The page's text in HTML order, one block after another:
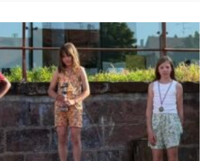
LA
SIMME
ET
LA
SARINE